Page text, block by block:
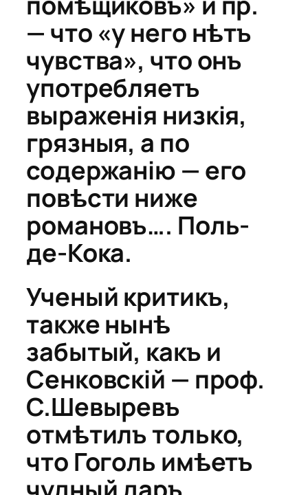
— что «у него нѣтъ
чувства», что онъ
употребляетъ
выраженія низкія,
грязныя, а по
содержанію — его
повѣсти ниже
романовъ…. Поль-
де-Кока.
Ученый критикъ,
также нынѣ
забытый, какъ и
Сенковскій — проф.
С.Шевыревъ
отмѣтилъ только,
что Гоголь имѣетъ